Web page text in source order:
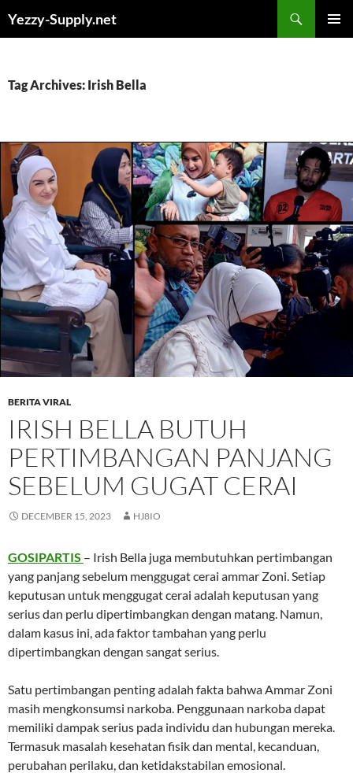
Yezzy-Supply.net
Tag Archives: Irish Bella
BERITA VIRAL
IRISH BELLA BUTUH
PERTIMBANGAN PANJANG
SEBELUM GUGAT CERAI
DECEMBER 15, 2023 HJ8IO
GOSIPARTIS – Irish Bella juga membutuhkan pertimbangan
yang panjang sebelum menggugat cerai ammar Zoni. Setiap
keputusan untuk menggugat cerai adalah keputusan yang
serius dan perlu dipertimbangkan dengan matang. Namun,
dalam kasus ini, ada faktor tambahan yang perlu
dipertimbangkan dengan sangat serius.
Satu pertimbangan penting adalah fakta bahwa Ammar Zoni
masih mengkonsumsi narkoba. Penggunaan narkoba dapat
memiliki dampak serius pada individu dan hubungan mereka.
Termasuk masalah kesehatan fisik dan mental, kecanduan,
perubahan perilaku, dan ketidakstabilan emosional.